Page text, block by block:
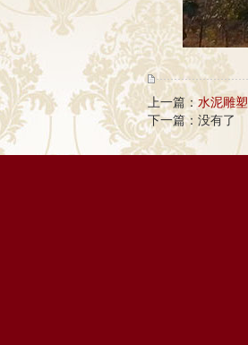
上一篇：水泥雕塑
下一篇：没有了